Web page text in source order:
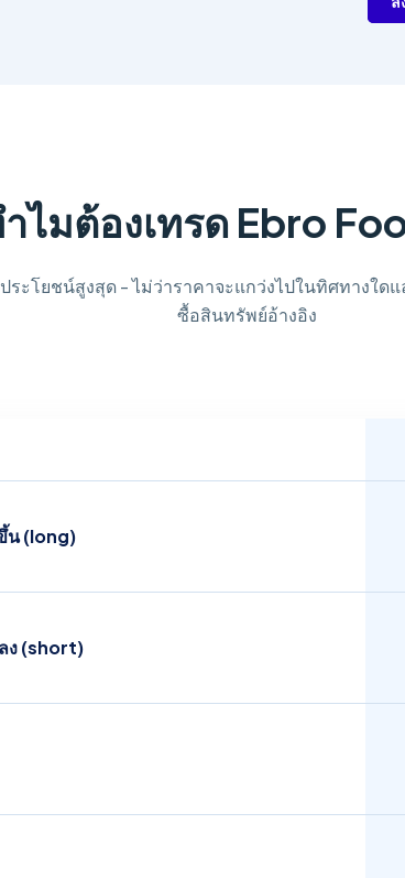
ไมต้องเทรด Ebro
ระโยชน์สูงสุด - ไม่ว่าราคาจะแกว่งไปในทิศทางใ
ซื้อสินทรัพย์อ้างอิง
น (long)
ง (short)